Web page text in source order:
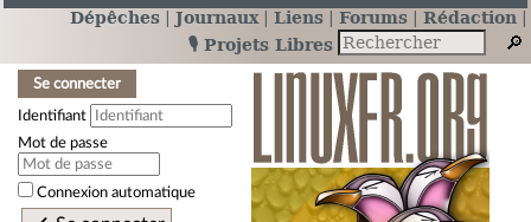
Dépêches Journaux Liens Forums
Rédaction
🎙️ Projets Libres
Se connecter
Identifiant
Mot de passe
Connexion automatique